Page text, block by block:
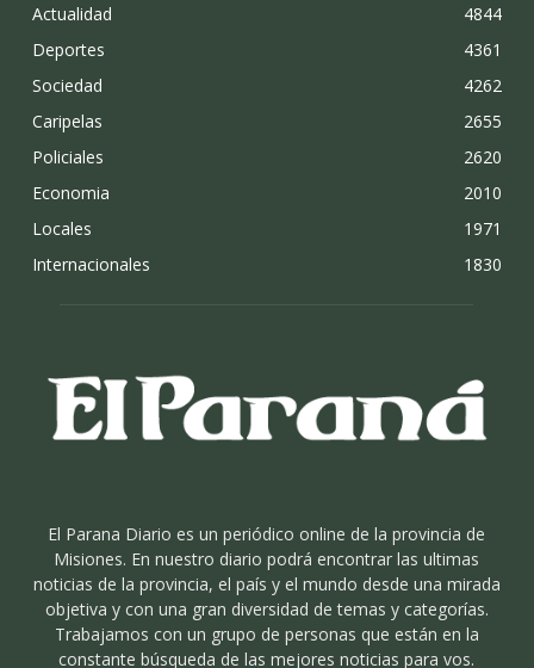
Actualidad
4844
Deportes
4361
Sociedad
4262
Caripelas
2655
Policiales
2620
Economia
2010
Locales
1971
Internacionales
1830
El Parana Diario es un periódico online de la provincia de
Misiones. En nuestro diario podrá encontrar las ultimas
noticias de la provincia, el país y el mundo desde una mirada
objetiva y con una gran diversidad de temas y categorías.
Trabajamos con un grupo de personas que están en la
constante búsqueda de las mejores noticias para vos.